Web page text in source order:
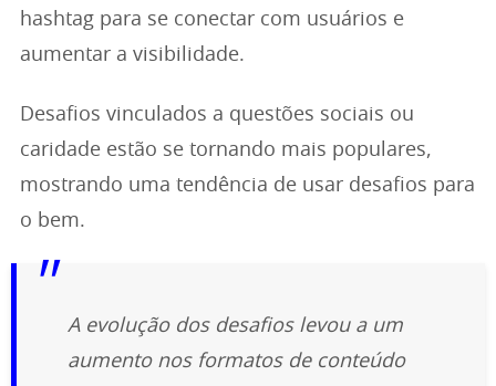
hashtag para se conectar com usuários e
aumentar a visibilidade.
Desafios vinculados a questões sociais ou
caridade estão se tornando mais populares,
mostrando uma tendência de usar desafios para
o bem.
A evolução dos desafios levou a um
aumento nos formatos de conteúdo